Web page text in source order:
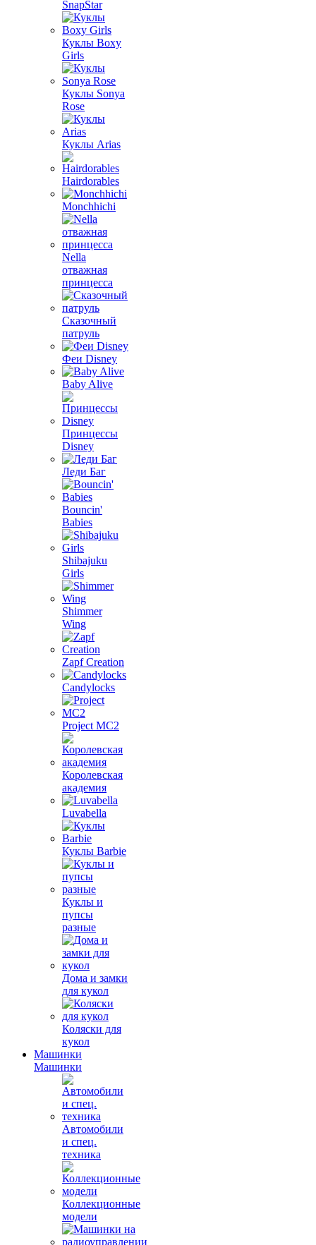
SnapStar
Куклы Boxy
Girls
Куклы Sonya
Rose
Куклы Arias
Hairdorables
Monchhichi
Nella
отважная
принцесса
Сказочный
патруль
Феи Disney
Baby Alive
Принцессы
Disney
Леди Баг
Bouncin'
Babies
Shibajuku
Girls
Shimmer
Wing
Zapf Creation
Candylocks
Project MС2
Королевская
академия
Luvabella
Куклы Barbie
Куклы и
пупсы
разные
Дома и замки
для кукол
Коляски для
кукол
Машинки
Машинки
Автомобили
и спец.
техника
Коллекционные
модели